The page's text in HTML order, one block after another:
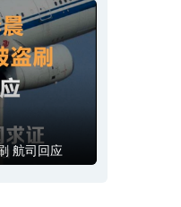
航司回应